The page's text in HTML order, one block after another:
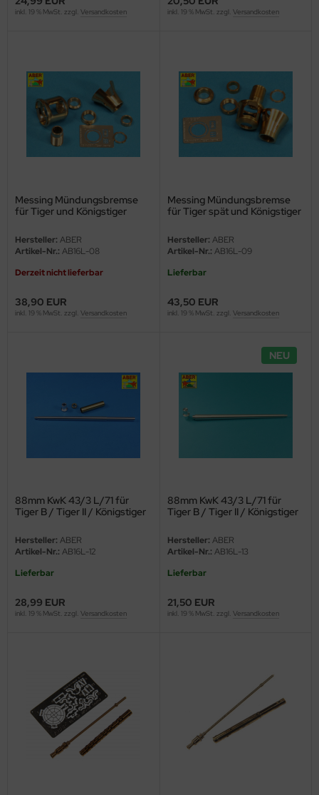
inkl. 19 % MwSt. zzgl. Versandkosten inkl. 19 % MwSt. zzgl. Versandkosten
Messing Mündungsbremse
für Tiger und Königstiger
Hersteller: ABER
Artikel-Nr.: AB16L-08
Derzeit nicht lieferbar
38,90 EUR
inkl. 19 % MwSt. zzgl. Versandkosten
Messing Mündungsbremse
für Tiger spät und Königstiger
Hersteller: ABER
Artikel-Nr.: AB16L-09
Lieferbar
43,50 EUR
inkl. 19 % MwSt. zzgl. Versandkosten
88mm KwK 43/3 L/71 für
Tiger B / Tiger II / Königstiger
Hersteller: ABER
Artikel-Nr.: AB16L-12
Lieferbar
28,99 EUR
inkl. 19 % MwSt. zzgl. Versandkosten
NEU
88mm KwK 43/3 L/71 für
Tiger B / Tiger II / Königstiger
1:16
Hersteller: ABER
Artikel-Nr.: AB16L-13
Lieferbar
21,50 EUR
inkl. 19 % MwSt. zzgl. Versandkosten
Hobbies
Model
Decals